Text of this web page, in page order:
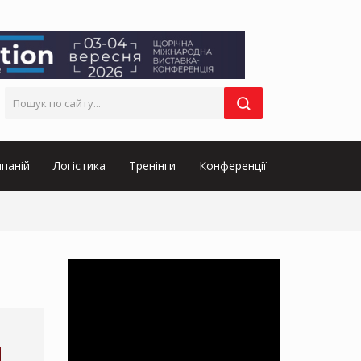
Логістика Тренінги Конференції